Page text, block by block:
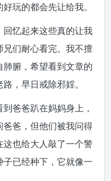
玩的都会先让给我。
忆起来这些真的让我
们耐心看完。我不擅
腑，希望看到文章的
，早日戒除邪婬。
爸爸趴在妈妈身上，
爸，但他们被我问得
也给大人敲了一个警
已经种下，它就像一